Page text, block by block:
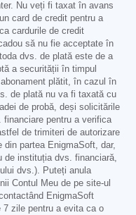
Nu veți fi taxat în avans
card de credit pentru a
cardurile de credit
să nu fie acceptate în
dvs. de plată este de a
a securității în timpul
plătit, în cazul în
de plată nu va fi taxată cu
de probă, deși solicitările
pentru a verifica
de trimiteri de autorizare
partea EnigmaSoft, dar,
de instituția dvs. financiară,
dvs.). Puteți anula
Contul Meu de pe site-ul
EnigmaSoft
7 zile pentru a evita ca o